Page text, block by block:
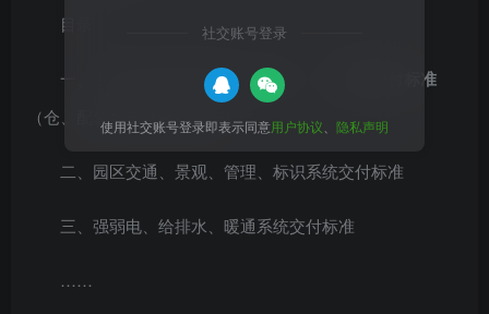
目录：
一、主要功能用房的建筑、结构、 室内交付标准
（仓、配套用房及辅助设施）
二、园区交通、景观、管理、标识系统交付标准
三、强弱电、给排水、暖通系统交付标准
……
社交账号登录
使用社交账号登录即表示同意用户协议 隐私声明